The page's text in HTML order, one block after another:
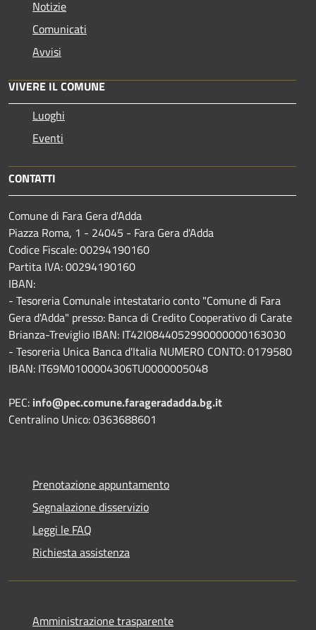
Notizie
Comunicati
Avvisi
VIVERE IL COMUNE
Luoghi
Eventi
CONTATTI
Comune di Fara Gera d'Adda
Piazza Roma, 1 - 24045 - Fara Gera d'Adda
Codice Fiscale: 00294190160
Partita IVA: 00294190160
IBAN:
- Tesoreria Comunale intestatario conto "Comune di Fara
Gera d'Adda" presso: Banca di Credito Cooperativo di Carate
Brianza-Treviglio IBAN: IT42I0844052990000000163030
- Tesoreria Unica Banca d'Italia NUMERO CONTO: 0179580
IBAN: IT69M0100004306TU0000005048
PEC: info@pec.comune.farageradadda.bg.it
Centralino Unico: 0363688601
Prenotazione appuntamento
Segnalazione disservizio
Leggi le FAQ
Richiesta assistenza
Amministrazione trasparente